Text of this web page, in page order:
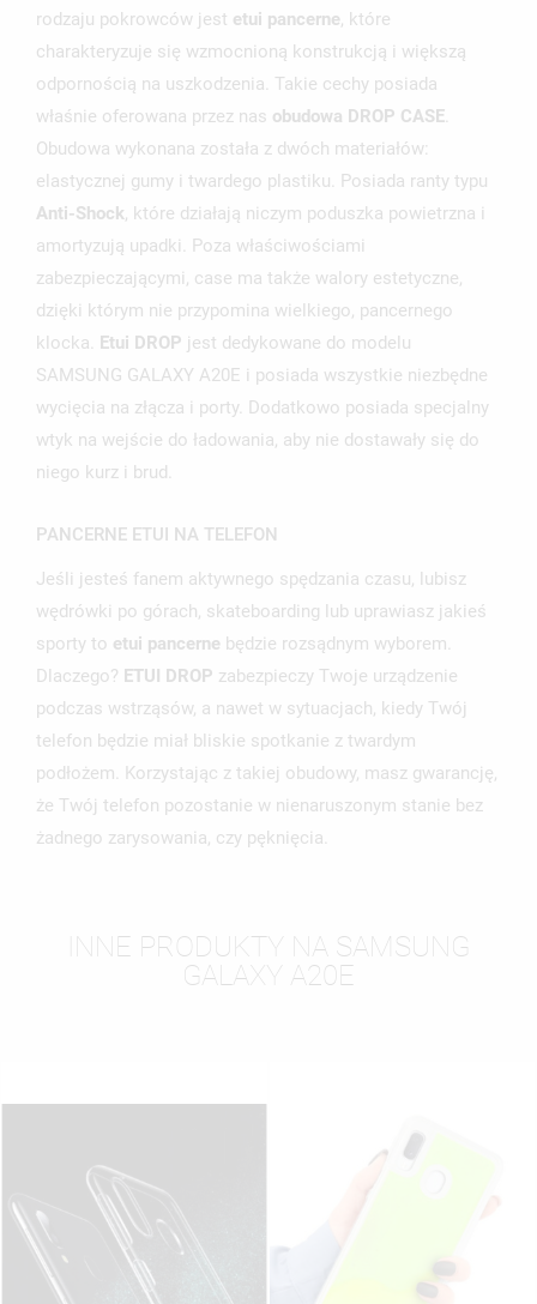
rodzaju pokrowców jest etui pancerne, które
charakteryzuje się wzmocnioną konstrukcją i większą
odpornością na uszkodzenia. Takie cechy posiada
właśnie oferowana przez nas obudowa DROP CASE
Obudowa wykonana została z dwóch materiałów:
elastycznej gumy i twardego plastiku. Posiada ranty typu
Anti-Shock, które działają niczym poduszka powietrzna i
amortyzują upadki. Poza właściwościami
zabezpieczającymi, case ma także walory estetyczne,
dzięki którym nie przypomina wielkiego, pancernego
klocka. Etui DROP jest dedykowane do modelu
SAMSUNG GALAXY A20E i posiada wszystkie niezbędne
wycięcia na złącza i porty. Dodatkowo posiada specjalny
wtyk na wejście do ładowania, aby nie dostawały się do
niego kurz i brud.
PANCERNE ETUI NA TELEFON
Jeśli jesteś fanem aktywnego spędzania czasu, lubisz
wędrówki po górach, skateboarding lub uprawiasz jakieś
sporty to etui pancerne będzie rozsądnym wyborem.
Dlaczego? ETUI DROP zabezpieczy Twoje urządzenie
podczas wstrząsów, a nawet w sytuacjach, kiedy Twój
telefon będzie miał bliskie spotkanie z twardym
podłożem. Korzystając z takiej obudowy, masz gwarancję,
że Twój telefon pozostanie w nienaruszonym stanie bez
żadnego zarysowania, czy pęknięcia.
INNE PRODUKTY NA SAMSUNG
GALAXY A20E
MOJE LISTY ŻYCZEŃ
add_circle_outline UTWÓRZ NOWĄ LISTĘ
UTWÓRZ LISTĘ ŻYCZEŃ
NAZWA LISTY ŻYCZEŃ
ANULUJ UTWÓRZ LISTĘ ŻYCZEŃ
ZALOGUJ SIĘ
MUSISZ BYĆ ZALOGOWANY BY ZAPISAĆ PRODUKTY NA
SWOJEJ LIŚCIE ŻYCZEŃ.
ANULUJ ZALOGUJ SIĘ